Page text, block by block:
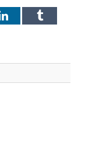
LinkedInTumblr